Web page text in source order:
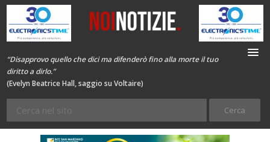
“Disapprovo quello che dici ma difenderò fino alla morte il tuo
diritto a dirlo.”
(Evelyn Beatrice Hall, saggio su Voltaire)